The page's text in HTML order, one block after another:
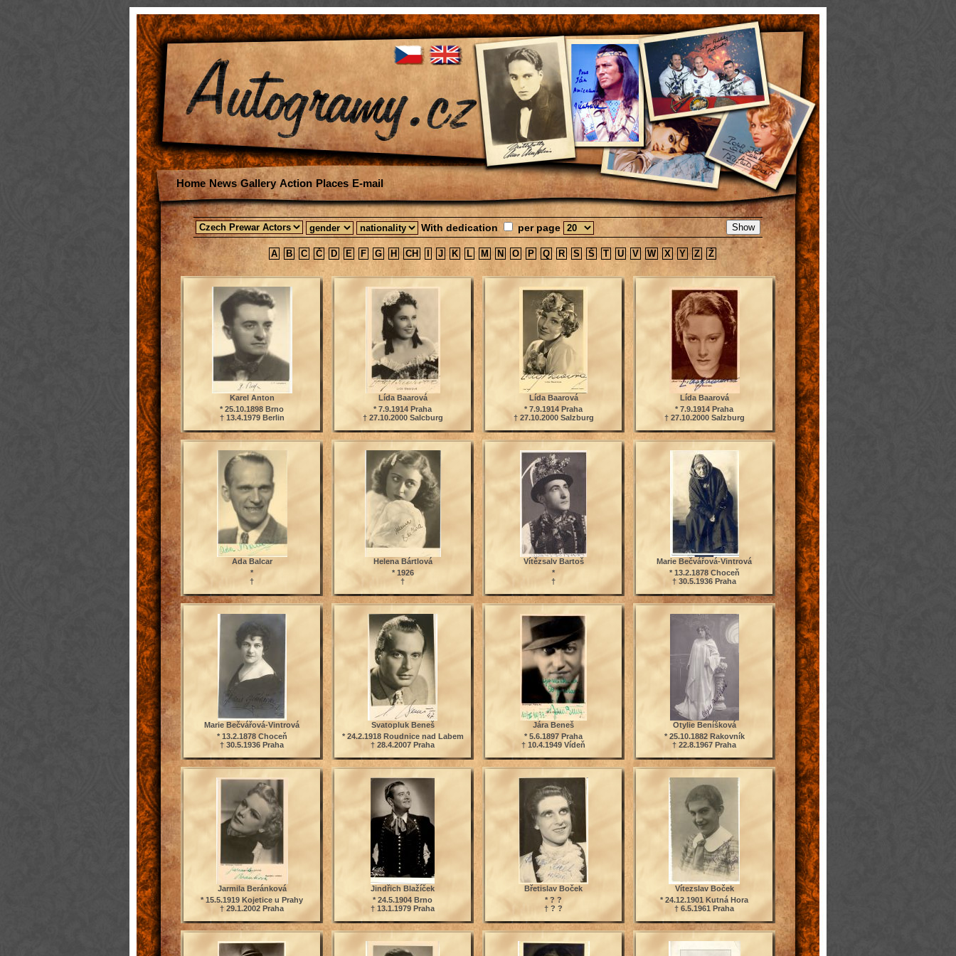
Home News Gallery Action Places E-mail
With dedication per page
A B C Č D E F G H CH J K L M N O P Q R S Š T U V W X Y Z Ž
Karel Anton
* 25.10.1898 Brno
† 13.4.1979 Berlin
Lída Baarová
* 7.9.1914 Praha
† 27.10.2000 Salcburg
Lída Baarová
* 7.9.1914 Praha
† 27.10.2000 Salzburg
Lída Baarová
* 7.9.1914 Praha
† 27.10.2000 Salzburg
Ada Balcar
*
†
Helena Bártlová
* 1926
†
Vítězsalv Bartoš
*
†
Marie Bečvářová-Vintrová
* 13.2.1878 Choceň
† 30.5.1936 Praha
Marie Bečvářová-Vintrová
* 13.2.1878 Choceň
† 30.5.1936 Praha
Svatopluk Beneš
* 24.2.1918 Roudnice nad Labem
† 28.4.2007 Praha
Jára Beneš
* 5.6.1897 Praha
† 10.4.1949 Vídeň
Otylie Beníšková
* 25.10.1882 Rakovník
† 22.8.1967 Praha
Jarmila Beránková
* 15.5.1919 Kojetice u Prahy
† 29.1.2002 Praha
Jindřich Blažíček
* 24.5.1904 Brno
† 13.1.1979 Praha
Břetislav Boček
* ? ?
† ? ?
Vítezslav Boček
* 24.12.1901 Kutná Hora
† 6.5.1961 Praha